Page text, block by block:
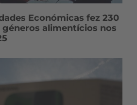
Económicas fez 230
géneros alimentícios nos